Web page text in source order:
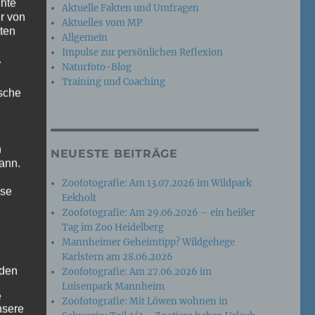
Aktuelle Fakten und Umfragen
Aktuelles vom MP
Allgemein
Impulse zur persönlichen Reflexion
Naturfoto-Blog
Training und Coaching
NEUESTE BEITRÄGE
Zoofotografie: Am 13.07.2026 im Wildpark
Eekholt
Zoofotografie: Am 29.06.2026 – ein heißer
Tag im Zoo Heidelberg
Mannheimer Geheimtipp? Wildgehege
Karlstern am 28.06.2026
Zoofotografie: Am 27.06.2026 im
Luisenpark Mannheim
Zoofotografie: Mit Löwen wohnen in
von